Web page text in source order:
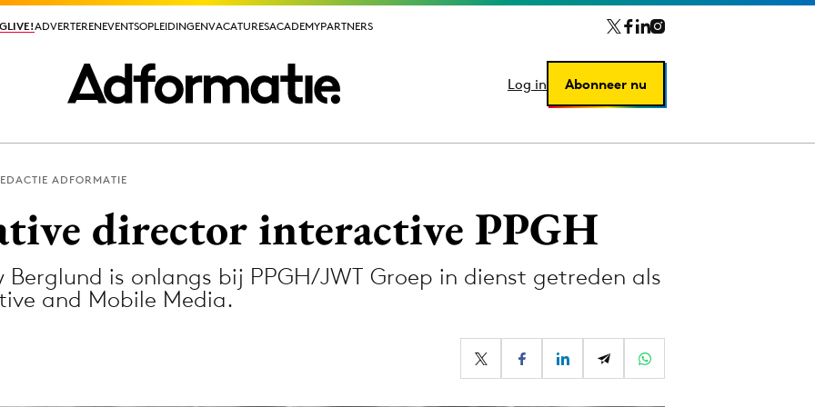
ADVERTERENEVENTSOPLEIDINGENVACATURESACADEMYPARTNERS
Log in Abonneer nu
ADVERTERENEVENTSOPLEIDINGENVACATURESACADEMYPARTNERS
Log in Abonneer nu
ADFORMATIE
director interactive PPGH
is onlangs bij PPGH/JWT Groep in dienst getreden als
and Mobile Media.